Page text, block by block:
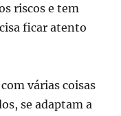
riscos e tem
ficar atento
várias coisas
se adaptam a